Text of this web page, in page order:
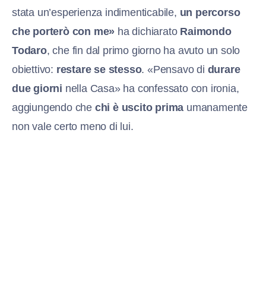
stata un’esperienza indimenticabile, un percorso
che porterò con me» ha dichiarato Raimondo
Todaro, che fin dal primo giorno ha avuto un solo
obiettivo: restare se stesso. «Pensavo di durare
due giorni nella Casa» ha confessato con ironia,
aggiungendo che chi è uscito prima umanamente
non vale certo meno di lui.